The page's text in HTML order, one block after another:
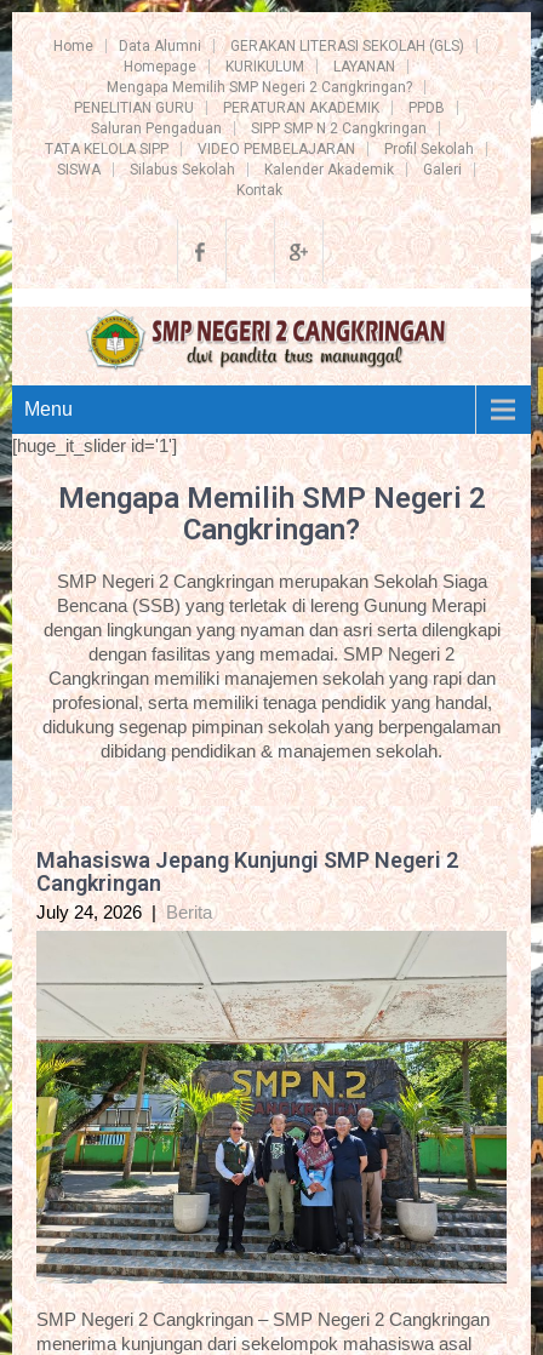
Home Data Alumni
GERAKAN LITERASI SEKOLAH (GLS)
Homepage
KURIKULUM
LAYANAN
Mengapa Memilih SMP Negeri 2 Cangkringan?
PENELITIAN GURU
PERATURAN AKADEMIK
PPDB
Saluran Pengaduan
SIPP SMP N 2 Cangkringan
TATA KELOLA SIPP
VIDEO PEMBELAJARAN
Profil Sekolah
SISWA
Silabus Sekolah Kalender Akademik
Galeri
Kontak
Menu
[huge_it_slider id='1']
Mengapa Memilih SMP Negeri 2
Cangkringan?
SMP Negeri 2 Cangkringan merupakan Sekolah Siaga
Bencana (SSB) yang terletak di lereng Gunung Merapi
dengan lingkungan yang nyaman dan asri serta dilengkapi
dengan fasilitas yang memadai. SMP Negeri 2
Cangkringan memiliki manajemen sekolah yang rapi dan
profesional, serta memiliki tenaga pendidik yang handal,
didukung segenap pimpinan sekolah yang berpengalaman
dibidang pendidikan & manajemen sekolah.
Mahasiswa Jepang Kunjungi SMP Negeri 2
Cangkringan
July 24, 2026 |Berita
SMP Negeri 2 Cangkringan – SMP Negeri 2 Cangkringan
menerima kunjungan dari sekelompok mahasiswa asal